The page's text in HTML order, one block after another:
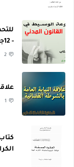
- 12جزء كامل - للدكتور عبد الرازق السنهوري
2
1